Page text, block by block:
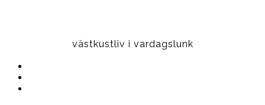
västkustliv i vardagslunk